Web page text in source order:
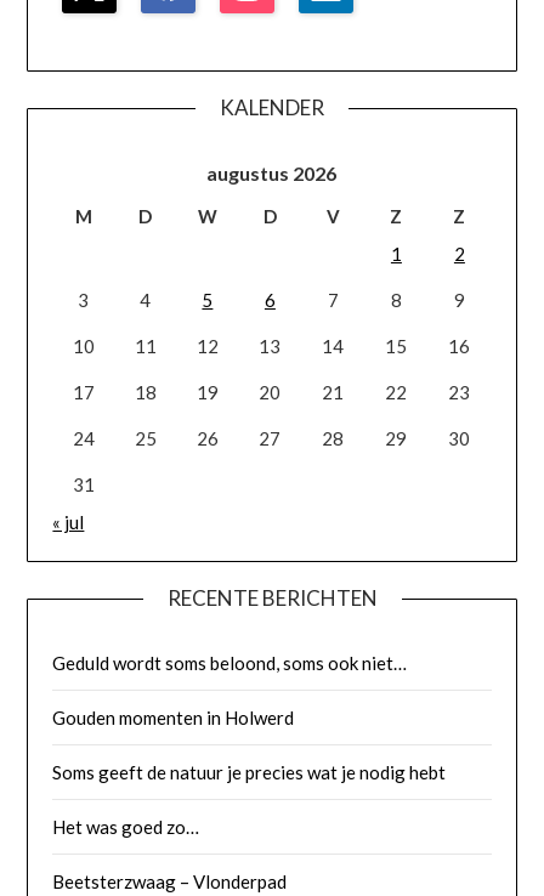
KALENDER
augustus 2026
M D W D V Z
Z
1
2
3 4 5 6 7 8 9
10 11 12 13 14 15 16
17 18 19 20 21 22 23
24 25 26 27 28 29 30
31
« jul
RECENTE BERICHTEN
Geduld wordt soms beloond, soms ook niet…
Gouden momenten in Holwerd
Soms geeft de natuur je precies wat je nodig hebt
Het was goed zo…
Beetsterzwaag – Vlonderpad